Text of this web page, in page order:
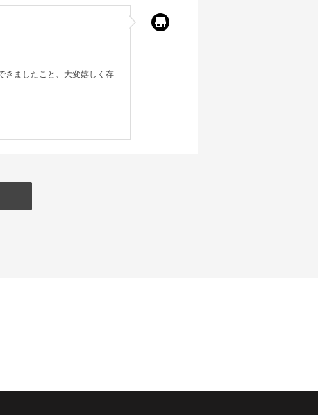
きましたこと、大変嬉しく存